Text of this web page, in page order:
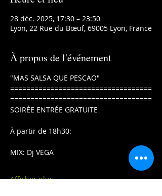
28 déc. 2025, 17:30 – 23:50
Lyon, 22 Rue du Bœuf, 69005 Lyon, France
À propos de l'événement
"MAS SALSA QUE PESCAO"
===================================
===================================
SOIRÉE ENTRÉE GRATUITE
À partir de 18h30:
MIX: Dj VEGA
Afficher plus